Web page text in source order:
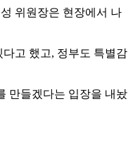
위원장은 현장에서 나
고 했고, 정부도 특별감
만들겠다는 입장을 내놨